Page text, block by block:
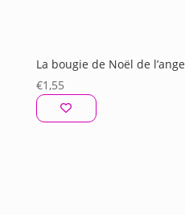
La bougie de Noël de l’ange
€1,55